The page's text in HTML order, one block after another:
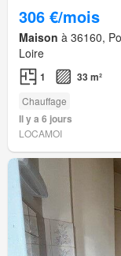
306 €/mois
Maison à 36160,
Loire
1 33 m²
Chauffage
Il y a 6 jours
LOCAMOI